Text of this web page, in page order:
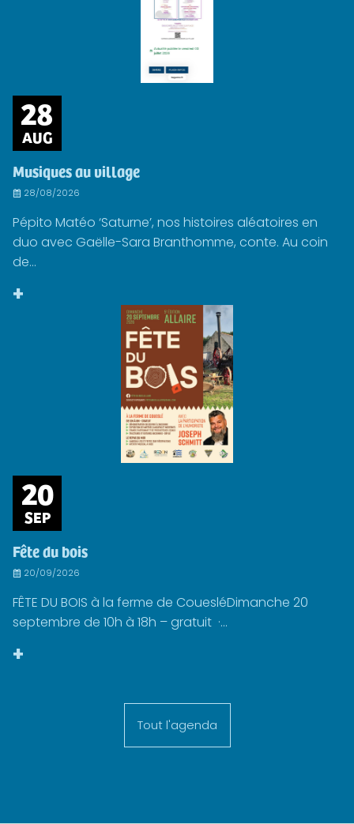
28
AUG
Musiques au village
28/08/2026
Pépito Matéo ‘Saturne’, nos histoires aléatoires en
duo avec Gaëlle-Sara Branthomme, conte. Au coin
de...
+
20
SEP
Fête du bois
20/09/2026
FÊTE DU BOIS à la ferme de CouesléDimanche 20
septembre de 10h à 18h – gratuit ·...
+
Tout l'agenda